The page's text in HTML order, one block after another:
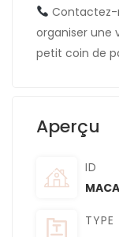
Contactez-
organiser une
petit coin de
Aperçu
ID
TYPE